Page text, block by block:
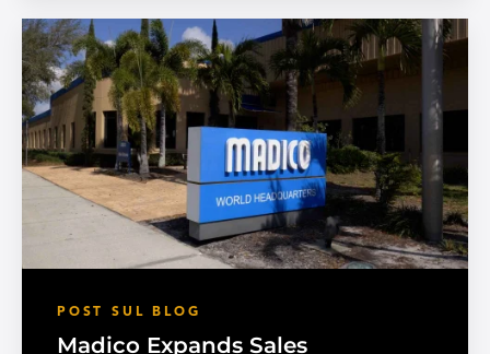
POST SUL BLOG
Madico Expands Sales